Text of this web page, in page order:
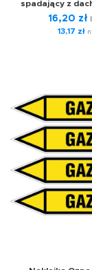
spadający z
16,20 zł
13,17 zł